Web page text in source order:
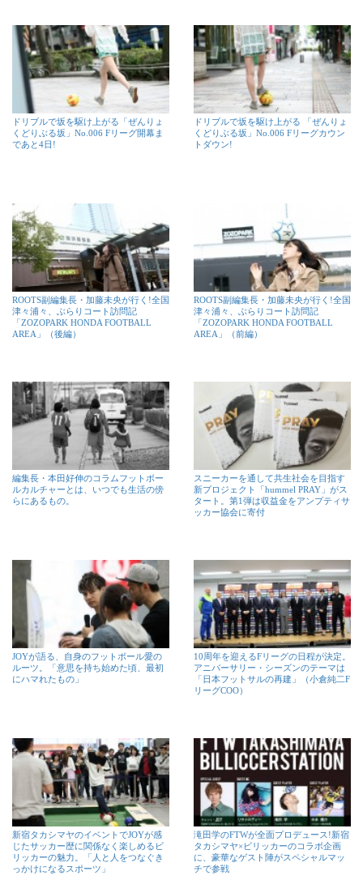
ドリブルで坂を駆け上がる「ぜんりょ
くどりぶる坂」No.006 Fリーグ開幕ま
であと4日!
ドリブルで坂を駆け上がる 「ぜんりょ
くどりぶる坂」No.006 Fリーグカウン
トダウン!
ROOTS副編集長・加藤未央が行く!全国
津々浦々、ぶらりコート訪問記
「ZOZOPARK HONDA FOOTBALL
AREA」（後編）
ROOTS副編集長・加藤未央が行く!全国
津々浦々、ぶらりコート訪問記
「ZOZOPARK HONDA FOOTBALL
AREA」（前編）
編集長・本田好伸のコラムフットボー
ルカルチャーとは、いつでも生活の傍
らにあるもの。
スニーカーを通して共生社会を目指す
新プロジェクト「hummel PRAY」がス
タート。第1弾は収益金をアンプティサ
ッカー協会に寄付
JOYが語る、自身のフットボール愛の
ルーツ。「意思を持ち始めた頃、最初
にハマれたもの」
10周年を迎えるFリーグの日程が決定。
アニバーサリー・シーズンのテーマは
「日本フットサルの再建」（小倉純二F
リーグCOO）
新宿タカシマヤのイベントでJOYが感
じたサッカー歴に関係なく楽しめるビ
リッカーの魅力。「人と人をつなぐき
っかけになるスポーツ」
滝田学のFTWが全面プロデュース!新宿
タカシマヤ×ビリッカーのコラボ企画
に、豪華なゲスト陣がスペシャルマッ
チで参戦